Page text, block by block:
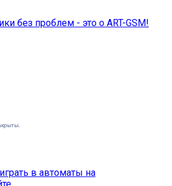
без проблем - это о ART-GSM!
в автоматы на